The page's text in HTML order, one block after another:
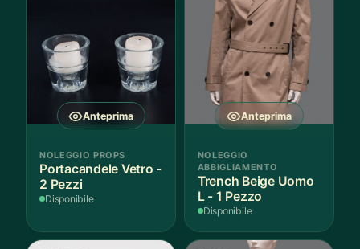
Anteprima
NOLEGGIO PROPS
Portacandele Vetro -
2 Pezzi
Disponibile
Anteprima
NOLEGGIO
ABBIGLIAMENTO
Trench Beige Uomo
L - 1 Pezzo
Disponibile